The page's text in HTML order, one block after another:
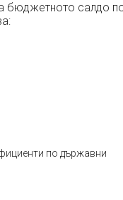
салдо
по държавни